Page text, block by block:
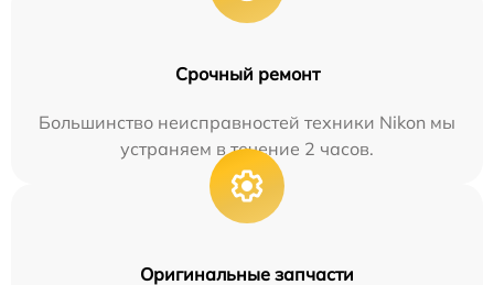
Срочный ремонт
Большинство неисправностей техники Nikon мы
устраняем в течение 2 часов.
Оригинальные запчасти